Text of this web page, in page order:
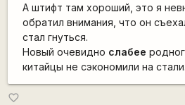
А штифт там хороший, это я
обратил внимания, что он
стал гнуться.
Новый очевидно слабее
китайцы не сэкономили на стали.
favorite_border